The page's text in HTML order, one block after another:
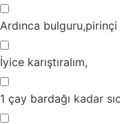
▢
Ardınca
▢
İyice karıştıralım,
▢
1 çay bardağı kadar
▢